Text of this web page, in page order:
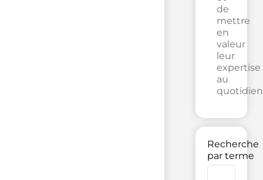
de
mettre
en
valeur
leur
expertise
au
Recherche
par terme